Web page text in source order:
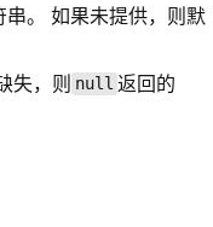
串。 如果未提供，则默
失，则 null 返回的